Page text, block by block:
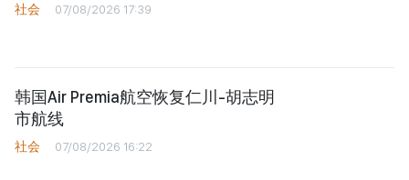
社会 07/08/2026 17:39
韩国Air Premia航空恢复仁川-胡志明
市航线
社会 07/08/2026 16:22